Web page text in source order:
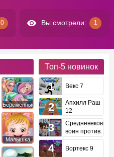
0 Вы смотрели: 1
Беременные
Малышка
Хейзел
Топ-5 новинок
Векс 7
Апхилл Раш
12
Средневековый
воин против
Вортекс 9